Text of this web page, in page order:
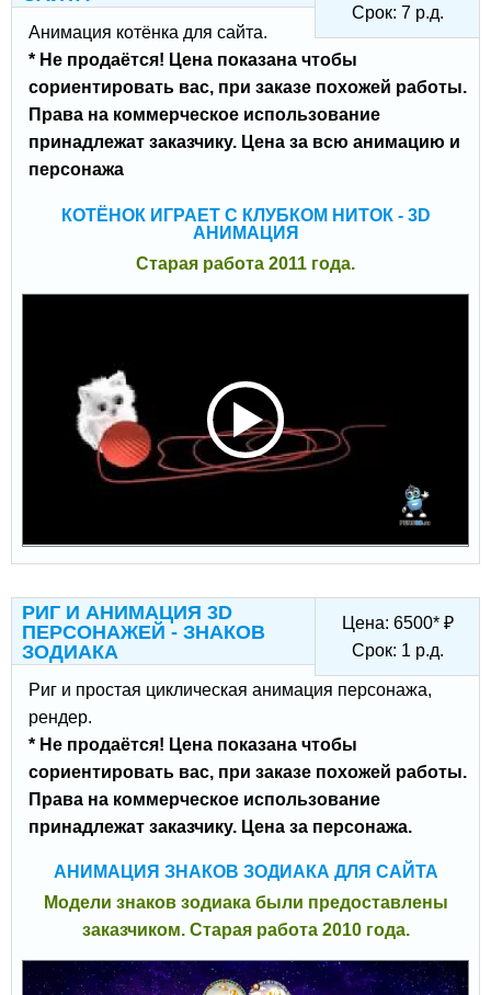
Срок: 7 р.д.
Анимация котёнка для сайта.
* Не продаётся! Цена показана чтобы
сориентировать вас, при заказе похожей работы.
Права на коммерческое использование
принадлежат заказчику. Цена за всю анимацию и
персонажа
КОТЁНОК ИГРАЕТ С КЛУБКОМ НИТОК - 3D
АНИМАЦИЯ
Старая работа 2011 года.
Цена: 6500* ₽
Срок: 1 р.д.
РИГ И АНИМАЦИЯ 3D
ПЕРСОНАЖЕЙ - ЗНАКОВ
ЗОДИАКА
Риг и простая циклическая анимация персонажа,
рендер.
* Не продаётся! Цена показана чтобы
сориентировать вас, при заказе похожей работы.
Права на коммерческое использование
принадлежат заказчику. Цена за персонажа.
АНИМАЦИЯ ЗНАКОВ ЗОДИАКА ДЛЯ САЙТА
Модели знаков зодиака были предоставлены
заказчиком. Старая работа 2010 года.